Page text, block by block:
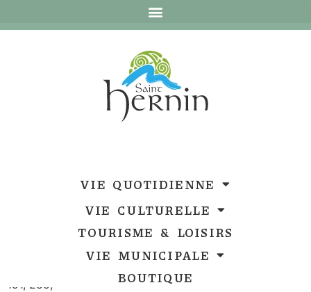
VIE QUOTIDIENNE
VIE CULTURELLE
TOURISME & LOISIRS
VIE MUNICIPALE
BOUTIQUE
WP File Download :
des Délibérations
191, 255,